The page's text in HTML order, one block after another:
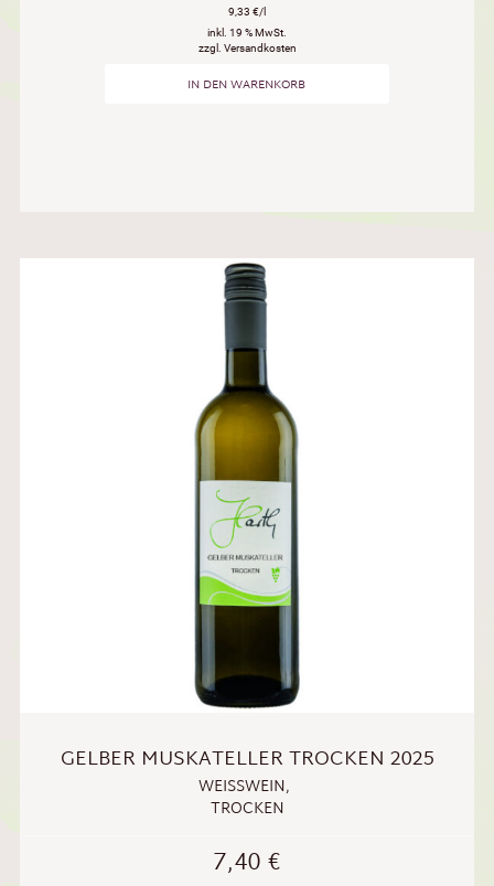
9,33 €/l
inkl. 19 % MwSt.
zzgl. Versandkosten
IN DEN WARENKORB
GELBER MUSKATELLER TROCKEN 2025
WEISSWEIN ,
TROCKEN
7,40€